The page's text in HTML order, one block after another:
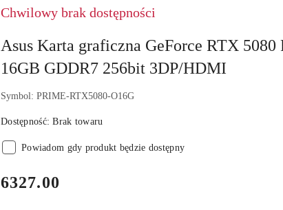
Chwilowy brak dostępności
Asus Karta graficzna GeForce RTX 5080
16GB GDDR7 256bit 3DP/HDMI
Symbol: PRIME-RTX5080-O16G
Dostępność:Brak towaru
Powiadom gdy produkt będzie dostępny
cena:
6327.00